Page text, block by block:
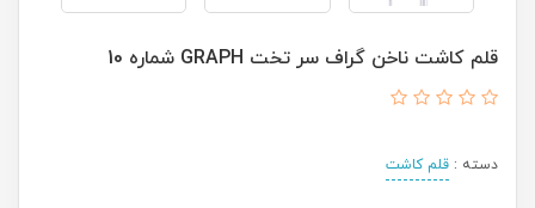
قلم کاشت ناخن گراف سر تخت GRAPH شماره 10
دسته : قلم کاشت